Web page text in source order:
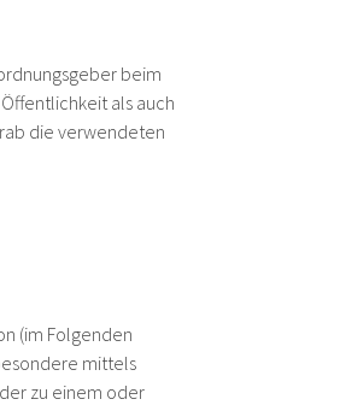
beim
als auch
die verwendeten
(im Folgenden
mittels
zu einem oder